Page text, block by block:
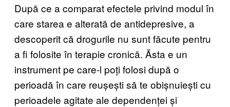
După ce a comparat efectele privind modul în
care starea e alterată de antidepresive, a
descoperit că drogurile nu sunt făcute pentru
a fi folosite în terapie cronică. Ăsta e un
instrument pe care-l poți folosi după o
perioadă în care reușești să te obișnuiești cu
perioadele agitate ale dependenței și